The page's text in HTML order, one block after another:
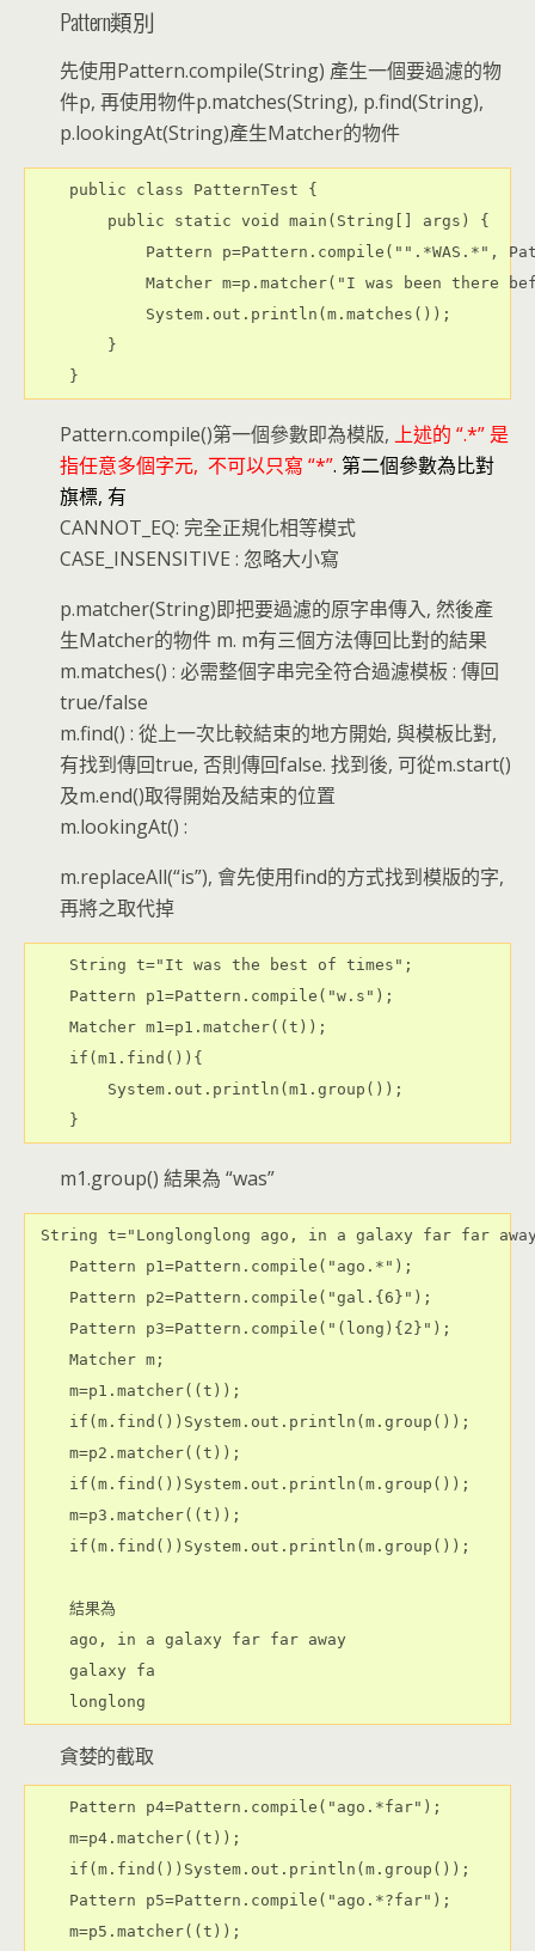
Pattern類別
先使用Pattern.compile(String) 產生一個要過濾的物
件p, 再使用物件p.matches(String), p.find(String),
p.lookingAt(String)產生Matcher的物件
    public class PatternTest {
        public static void main(String[] args) {
Pattern p=Pattern.compile("".*WAS.*",
Matcher m=p.matcher("I was been there
            System.out.println(m.matches());
        }
Pattern.compile()第一個參數即為模版, 上述的 “.*” 是
指任意多個字元, 不可以只寫 “*”. 第二個參數為比對
旗標, 有
CANNOT_EQ: 完全正規化相等模式
CASE_INSENSITIVE : 忽略大小寫
p.matcher(String)即把要過濾的原字串傳入, 然後產
生Matcher的物件 m. m有三個方法傳回比對的結果
m.matches() : 必需整個字串完全符合過濾模板 : 傳回
true/false
m.find() : 從上一次比較結束的地方開始, 與模板比對,
有找到傳回true, 否則傳回false. 找到後, 可從m.start()
及m.end()取得開始及結束的位置
m.lookingAt() :
m.replaceAll(“is”), 會先使用find的方式找到模版的字,
再將之取代掉
    String t="It was the best of times";
    Pattern p1=Pattern.compile("w.s");
    Matcher m1=p1.matcher((t));
    if(m1.find()){
        System.out.println(m1.group());
m1.group() 結果為 “was”
String t="Longlonglong ago, in a galaxy far far
    Pattern p1=Pattern.compile("ago.*");
    Pattern p2=Pattern.compile("gal.{6}");
    Pattern p3=Pattern.compile("(long){2}");
    Matcher m;
    m=p1.matcher((t));
    if(m.find())System.out.println(m.group());
    m=p2.matcher((t));
    if(m.find())System.out.println(m.group());
    m=p3.matcher((t));
    if(m.find())System.out.println(m.group());
    結果為
    ago, in a galaxy far far away
    galaxy fa
    longlong
貪婪的截取
    Pattern p4=Pattern.compile("ago.*far");
    m=p4.matcher((t));
    Pattern p5=Pattern.compile("ago.*?far");
    m=p5.matcher((t));